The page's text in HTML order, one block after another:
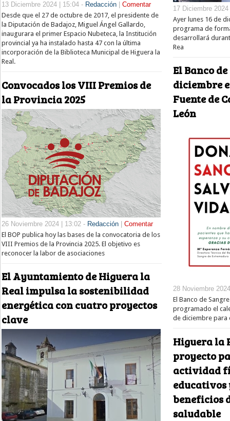
13 Diciembre 2024 | 15:04 - Redacción
Comentar
Desde que el 27 de octubre de 2017, el presidente de
la Diputación de Badajoz, Miguel Ángel Gallardo,
inaugurara el primer Espacio Nubeteca, la Institución
provincial ya ha instalado hasta 47 con la última
incorporación de la Biblioteca Municipal de Higuera la
Real.
Convocados los VIII Premios de
la Provincia 2025
26 Noviembre 2024 | 13:02 - Redacción | Comentar
El BOP publica hoy las bases de la convocatoria de los
VIII Premios de la Provincia 2025. El objetivo es
reconocer la labor de asociaciones
El Ayuntamiento de Higuera la
Real impulsa la sostenibilidad
energética con cuatro proyectos
clave
17 Diciembre
Ayer lunes 16 de
programa de
desarrollará
Rea
El Banco
diciembre
Fuente de
León
28 Noviembre
El Banco de
programado el
de diciembre para
Higuera la
proyecto
actividad
educativos
beneficios
saludable